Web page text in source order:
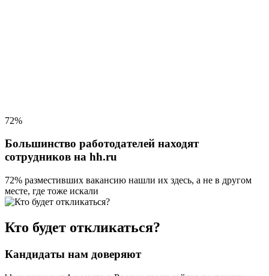
72%
Большинство работодателей находят
сотрудников на hh.ru
72% разместивших вакансию нашли их здесь, а не в другом
месте, где тоже искали
Кто будет откликаться?
Кандидаты нам доверяют